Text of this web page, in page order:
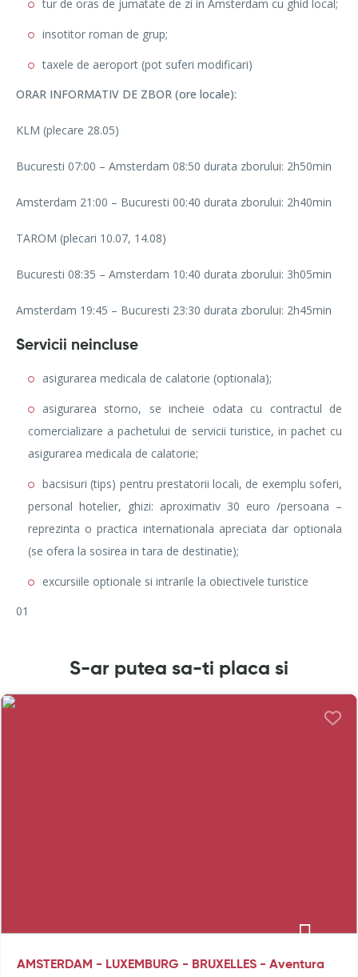
tur de oras de jumatate de zi in Amsterdam cu ghid local;
insotitor roman de grup;
taxele de aeroport (pot suferi modificari)
ORAR INFORMATIV DE ZBOR (ore locale):
KLM (plecare 28.05)
Bucuresti 07:00 – Amsterdam 08:50 durata zborului: 2h50min
Amsterdam 21:00 – Bucuresti 00:40 durata zborului: 2h40min
TAROM (plecari 10.07, 14.08)
Bucuresti 08:35 – Amsterdam 10:40 durata zborului: 3h05min
Amsterdam 19:45 – Bucuresti 23:30 durata zborului: 2h45min
Servicii neincluse
asigurarea medicala de calatorie (optionala);
asigurarea storno, se incheie odata cu contractul de
comercializare a pachetului de servicii turistice, in pachet cu
asigurarea medicala de calatorie;
bacsisuri (tips) pentru prestatorii locali, de exemplu soferi,
personal hotelier, ghizi: aproximativ 30 euro /persoana –
reprezinta o practica internationala apreciata dar optionala
(se ofera la sosirea in tara de destinatie);
excursiile optionale si intrarile la obiectivele turistice
01
S-ar putea sa-ti placa si
AMSTERDAM - LUXEMBURG - BRUXELLES - Aventura